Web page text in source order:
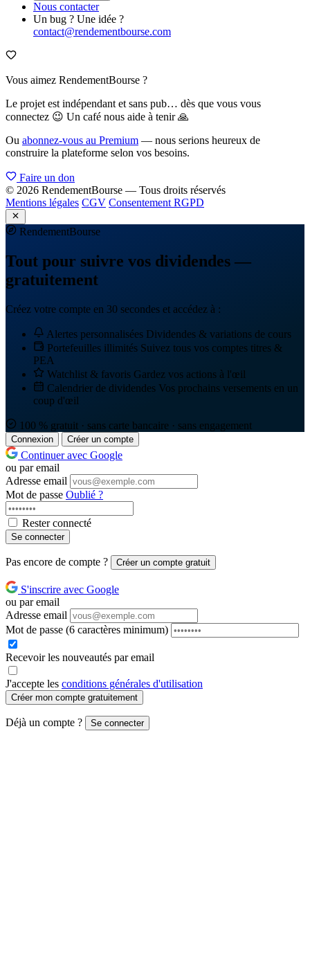
Nous contacter
Un bug ? Une idée ?
contact@rendementbourse.com
Vous aimez RendementBourse ?
Le projet est indépendant et sans pub… dès que vous vous
connectez 😉 Un café nous aide à tenir 🙏
Ou abonnez-vous au Premium — nous serions heureux de
construire la plateforme selon vos besoins.
Faire un don
© 2026 RendementBourse — Tous droits réservés
Mentions légales CGV Consentement RGPD
RendementBourse
Tout pour suivre vos dividendes —
gratuitement
Créez votre compte en 30 secondes et accédez à :
Alertes personnalisées Dividendes & variations de cours
Portefeuilles illimités Suivez tous vos comptes titres &
PEA
Watchlist & favoris Gardez vos actions à l'œil
Calendrier de dividendes Vos prochains versements en un
coup d'œil
100 % gratuit · sans carte bancaire · sans engagement
Connexion Créer un compte
Continuer avec Google
ou par email
Adresse email
Mot de passe Oublié ?
Rester connecté
Se connecter
Pas encore de compte ? Créer un compte gratuit
S'inscrire avec Google
ou par email
Adresse email
Mot de passe (6 caractères minimum)
Recevoir les nouveautés par email
J'accepte les conditions générales d'utilisation
Créer mon compte gratuitement
Déjà un compte ? Se connecter